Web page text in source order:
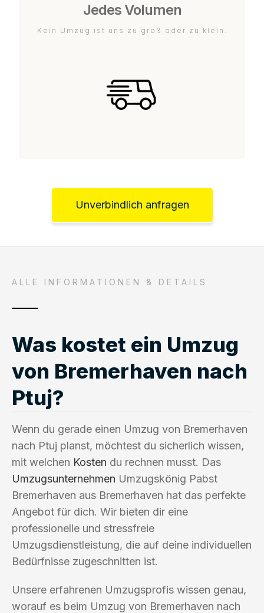
Jedes Volumen
Kein Umzug ist uns zu groß oder zu klein.
Unverbindlich anfragen
ALLE INFORMATIONEN & DETAILS
Was kostet ein Umzug
von Bremerhaven nach
Ptuj?
Wenn du gerade einen Umzug von Bremerhaven
nach Ptuj planst, möchtest du sicherlich wissen,
mit welchen Kosten du rechnen musst. Das
Umzugsunternehmen Umzugskönig Pabst
Bremerhaven aus Bremerhaven hat das perfekte
Angebot für dich. Wir bieten dir eine
professionelle und stressfreie
Umzugsdienstleistung, die auf deine individuellen
Bedürfnisse zugeschnitten ist.
Unsere erfahrenen Umzugsprofis wissen genau,
worauf es beim Umzug von Bremerhaven nach